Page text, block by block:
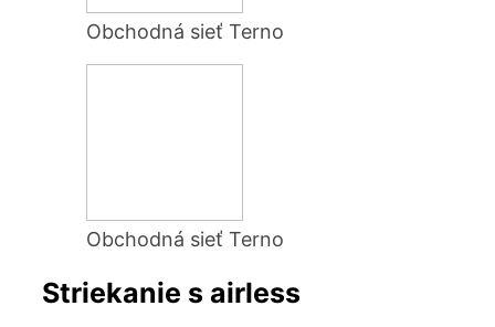
Obchodná sieť Terno
Obchodná sieť Terno
Striekanie s airless